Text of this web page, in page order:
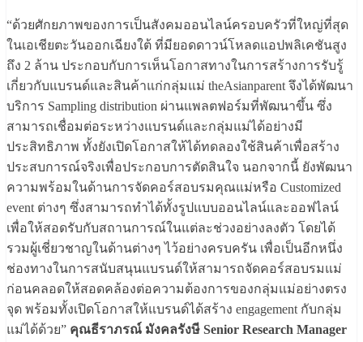
“ด้วยศักยภาพของการเป็นสังคมออนไลน์ครอบครัวที่ใหญ่ที่สุด
ในเอเชียตะวันออกเฉียงใต้ ที่มียอดดาวน์โหลดแอปพลิเคชันสูง
ถึง 2 ล้าน ประกอบกับการเห็นโอกาสทางในการสร้างการรับรู้
เกี่ยวกับแบรนด์และสินค้าแก่กลุ่มแม่ theAsianparent จึงได้พัฒนา
บริการ Sampling distribution ผ่านแพลตฟอร์มที่พัฒนาขึ้น ซึ่ง
สามารถเชื่อมต่อระหว่างแบรนด์และกลุ่มแม่ได้อย่างมี
ประสิทธิภาพ ทั้งยังเปิดโอกาสให้ได้ทดลองใช้สินค้าเพื่อสร้าง
ประสบการณ์จริงเพื่อประกอบการตัดสินใจ นอกจากนี้ ยังพัฒนา
ความพร้อมในด้านการจัดคอร์สอบรมคุณแม่หรือ Customized
event ต่างๆ ซึ่งสามารถทำได้ทั้งรูปแบบออนไลน์และออฟไลน์
เพื่อให้สอดรับกับสถานการณ์ในแต่ละช่วงอย่างลงตัว โดยได้
รวมผู้เชี่ยวชาญในด้านต่างๆ ไว้อย่างครบครัน เพื่อเป็นอีกหนึ่ง
ช่องทางในการสนับสนุนแบรนด์ให้สามารถจัดคอร์สอบรมแม่
ก่อนคลอดให้สอดคล้องต่อความต้องการของกลุ่มแม่อย่างตรง
จุด พร้อมทั้งเปิดโอกาสให้แบรนด์ได้สร้าง engagement กับกลุ่ม
แม่ได้ด้วย” คุณธีราภรณ์ มังคลรังษี Senior Research Manager